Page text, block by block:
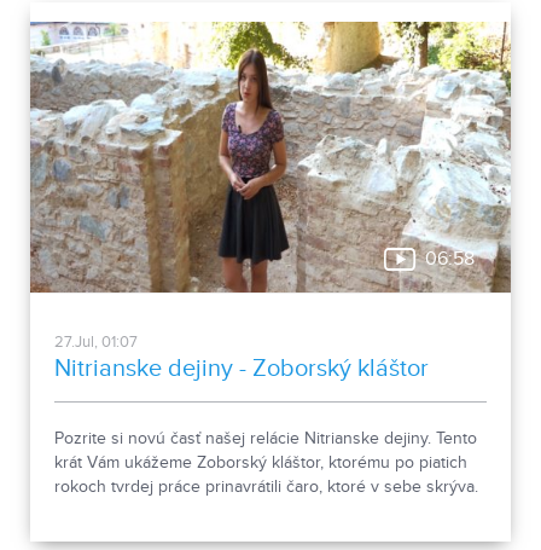
06:58
27.Jul, 01:07
Nitrianske dejiny - Zoborský kláštor
Pozrite si novú časť našej relácie Nitrianske dejiny. Tento
krát Vám ukážeme Zoborský kláštor, ktorému po piatich
rokoch tvrdej práce prinavrátili čaro, ktoré v sebe skrýva.